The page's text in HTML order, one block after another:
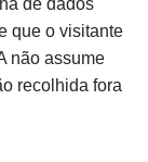
de dados
que o visitante
não assume
recolhida fora